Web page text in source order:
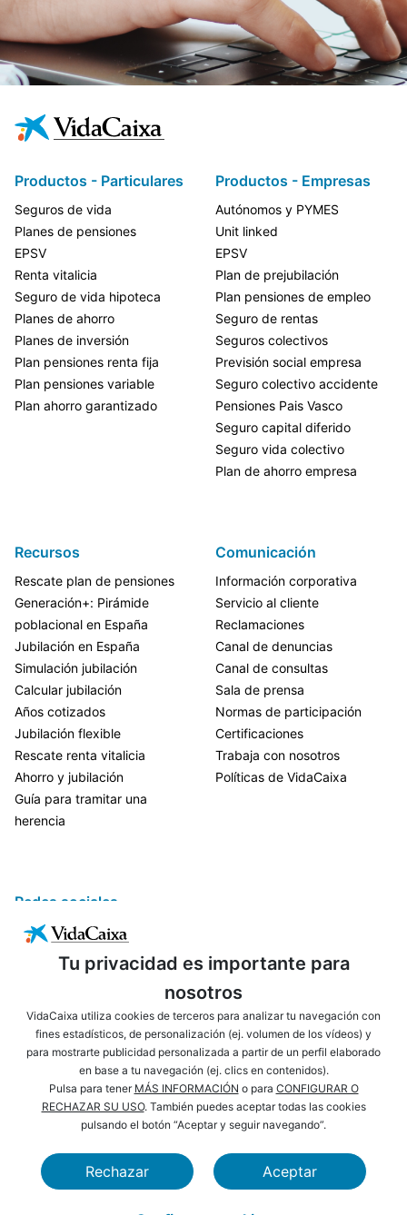
Tu privacidad es importante para
nosotros
VidaCaixa utiliza cookies de terceros para analizar tu navegación con
fines estadísticos, de personalización (ej. volumen de los vídeos) y
para mostrarte publicidad personalizada a partir de un perfil elaborado
en base a tu navegación (ej. clics en contenidos).
Pulsa para tener MÁS INFORMACIÓN o para CONFIGURAR O
RECHAZAR SU USO. También puedes aceptar todas las cookies
pulsando el botón “Aceptar y seguir navegando”.
Rechazar Aceptar
Productos - Particulares
Seguros de vida
Planes de pensiones
EPSV
Renta vitalicia
Seguro de vida hipoteca
Planes de ahorro
Planes de inversión
Plan pensiones renta fija
Plan pensiones variable
Plan ahorro garantizado
Productos - Empresas
Autónomos y PYMES
Unit linked
EPSV
Plan de prejubilación
Plan pensiones de empleo
Seguro de rentas
Seguros colectivos
Previsión social empresa
Seguro colectivo accidente
Pensiones Pais Vasco
Seguro capital diferido
Seguro vida colectivo
Plan de ahorro empresa
Recursos
Rescate plan de pensiones
Generación+: Pirámide
poblacional en España
Jubilación en España
Simulación jubilación
Calcular jubilación
Años cotizados
Jubilación flexible
Rescate renta vitalicia
Ahorro y jubilación
Guía para tramitar una
herencia
Comunicación
Información corporativa
Servicio al cliente
Reclamaciones
Canal de denuncias
Canal de consultas
Sala de prensa
Normas de participación
Certificaciones
Trabaja con nosotros
Políticas de VidaCaixa
Redes sociales
ENLACES DE INTERÉS AVISO LEGAL
PRIVACIDAD POLÍTICA DE COOKIES
MAPA WEB ACCESIBILIDAD
CAIXABANK FUNDACIÓN LA CAIXA